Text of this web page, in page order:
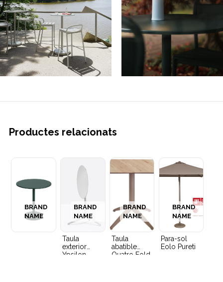
Productes relacionats
BRAND
NAME
Taula
exterior
Ypsilon
BRAND
NAME
Taula
abatible
Quatro Fold
BRAND
NAME
Para-sol
Eolo Pureti
BRAND
NAME